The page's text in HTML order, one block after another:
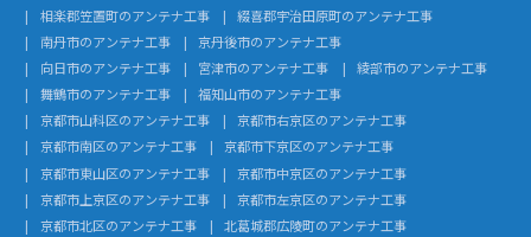
相楽郡笠置町のアンテナ工事
綴喜郡宇治田原町のアンテナ工事
南丹市のアンテナ工事
京丹後市のアンテナ工事
向日市のアンテナ工事
宮津市のアンテナ工事
綾部市のアンテナ工事
舞鶴市のアンテナ工事
福知山市のアンテナ工事
京都市山科区のアンテナ工事
京都市右京区のアンテナ工事
京都市南区のアンテナ工事
京都市下京区のアンテナ工事
京都市東山区のアンテナ工事
京都市中京区のアンテナ工事
京都市上京区のアンテナ工事
京都市左京区のアンテナ工事
京都市北区のアンテナ工事
北葛城郡広陵町のアンテナ工事